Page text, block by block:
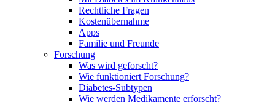
Rechtliche Fragen
Kostenübernahme
Apps
Familie und Freunde
Forschung
Was wird geforscht?
Wie funktioniert Forschung?
Diabetes-Subtypen
Wie werden Medikamente erforscht?